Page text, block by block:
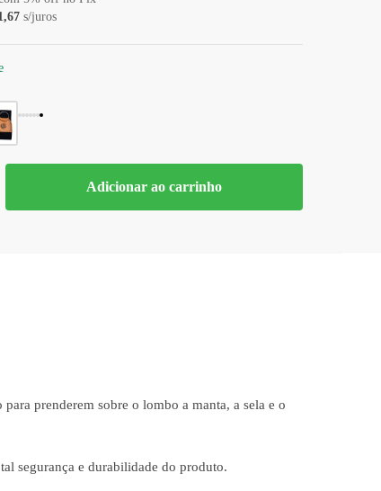
s/juros
Adicionar ao carrinho
prenderem sobre o lombo a manta, a sela e o
segurança e durabilidade do produto.